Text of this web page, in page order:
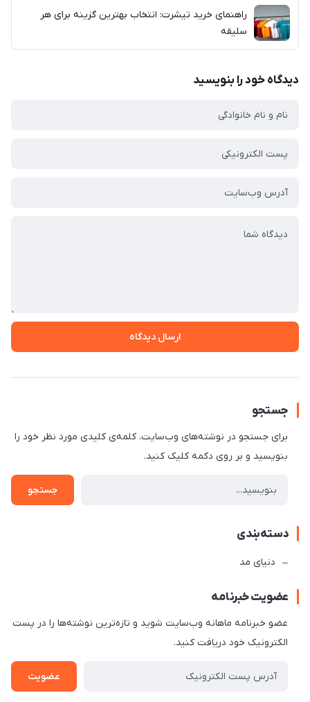
راهنمای خرید تیشرت: انتخاب بهترین گزینه برای هر
سلیقه
دیدگاه خود را بنویسید
ارسال دیدگاه
جستجو
برای جستجو در نوشته‌های وب‌سایت، کلمه‌ی کلیدی مورد نظر خود را
بنویسید و بر روی دکمه کلیک کنید.
جستجو
دسته‌بندی
دنیای مد
عضویت خبرنامه
عضو خبرنامه ماهانه وب‌سایت شوید و تازه‌ترین نوشته‌ها را در پست
الکترونیک خود دریافت کنید.
عضویت